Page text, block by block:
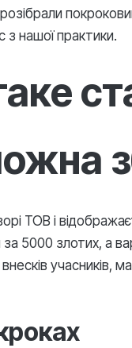
з нашої практики.
ТОВ і
5000 злотих, а
учасників,